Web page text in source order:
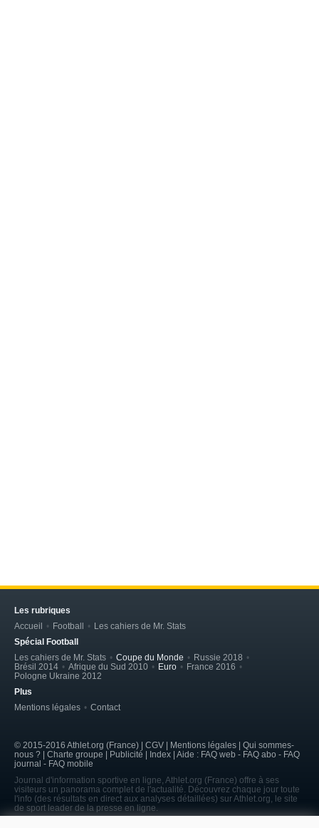
Les rubriques
Accueil
Football
Les cahiers de Mr. Stats
Spécial Football
Les cahiers de Mr. Stats
Coupe du Monde
Russie 2018
Brésil 2014
Afrique du Sud 2010 Euro
France 2016
Pologne Ukraine 2012
Plus
Mentions légales
Contact
© 2015-2016 Athlet.org (France) | CGV | Mentions légales | Qui sommes-
nous ? | Charte groupe | Publicité | Index | Aide : FAQ web - FAQ abo - FAQ
journal - FAQ mobile
Journal d'information sportive en ligne, Athlet.org (France) offre à ses
visiteurs un panorama complet de l'actualité. Découvrez chaque jour toute
l'info (des résultats en direct aux analyses détaillées) sur Athlet.org, le site
de sport leader de la presse en ligne.